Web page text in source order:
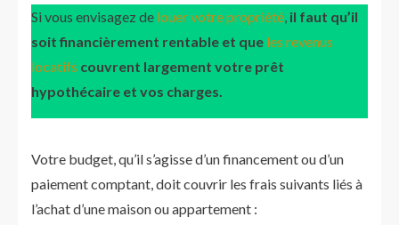
Si vous envisagez de louer votre propriété, il faut qu’il
soit financièrement rentable et que les revenus
locatifs couvrent largement votre prêt
hypothécaire et vos charges.
Votre budget, qu’il s’agisse d’un financement ou d’un
paiement comptant, doit couvrir les frais suivants liés à
l’achat d’une maison ou appartement :